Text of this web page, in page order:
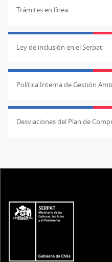
Trámites en línea
Ley de inclusión en el Serpat
Política Interna de Gestión
Desviaciones del Plan de